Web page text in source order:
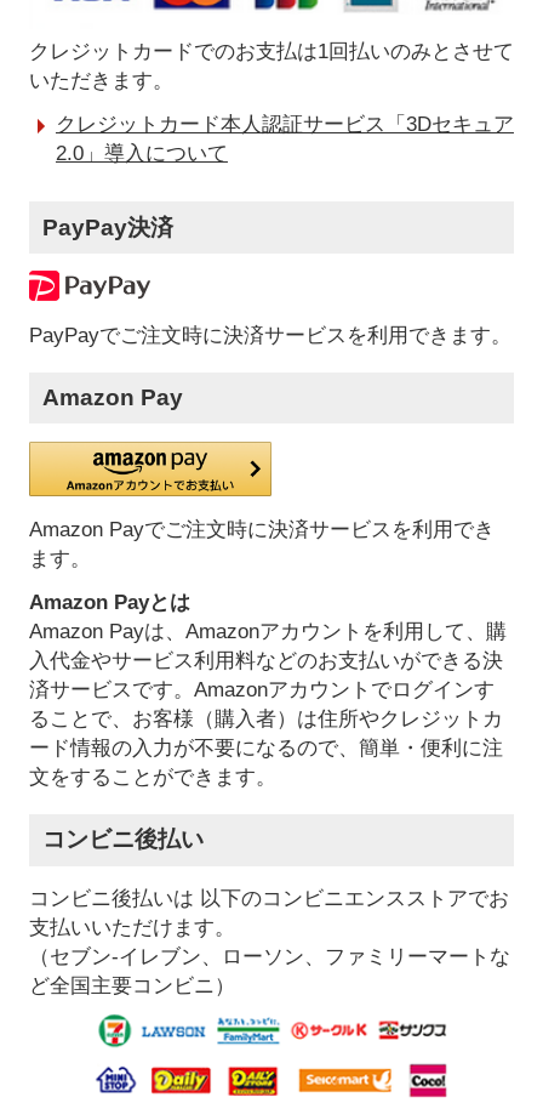
クレジットカードでのお支払は1回払いのみとさせて
いただきます。
クレジットカード本人認証サービス「3Dセキュア
2.0」導入について
PayPay決済
PayPayでご注文時に決済サービスを利用できます。
Amazon Pay
Amazon Payでご注文時に決済サービスを利用でき
ます。
Amazon Payとは
Amazon Payは、Amazonアカウントを利用して、購
入代金やサービス利用料などのお支払いができる決
済サービスです。Amazonアカウントでログインす
ることで、お客様（購入者）は住所やクレジットカ
ード情報の入力が不要になるので、簡単・便利に注
文をすることができます。
コンビニ後払い
コンビニ後払いは 以下のコンビニエンスストアでお
支払いいただけます。
（セブン-イレブン、ローソン、ファミリーマートな
ど全国主要コンビニ）